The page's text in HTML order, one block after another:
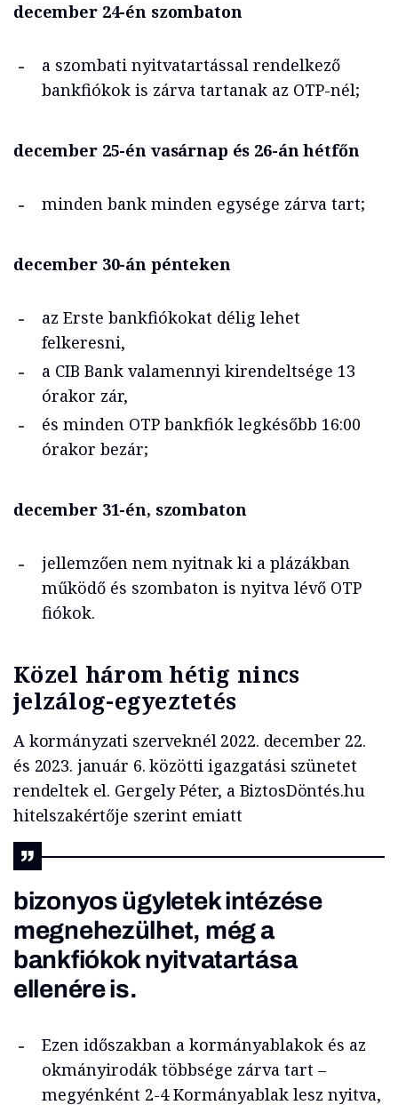
december 24-én szombaton
a szombati nyitvatartással rendelkező
bankfiókok is zárva tartanak az OTP-nél;
december 25-én vasárnap és 26-án hétfőn
minden bank minden egysége zárva tart;
december 30-án pénteken
az Erste bankfiókokat délig lehet
felkeresni,
a CIB Bank valamennyi kirendeltsége 13
órakor zár,
és minden OTP bankfiók legkésőbb 16:00
órakor bezár;
december 31-én, szombaton
jellemzően nem nyitnak ki a plázákban
működő és szombaton is nyitva lévő OTP
fiókok.
Közel három hétig nincs
jelzálog-egyeztetés
A kormányzati szerveknél 2022. december 22.
és 2023. január 6. közötti igazgatási szünetet
rendeltek el. Gergely Péter, a BiztosDöntés.hu
hitelszakértője szerint emiatt
bizonyos ügyletek intézése
megnehezülhet, még a
bankfiókok nyitvatartása
ellenére is.
Ezen időszakban a kormányablakok és az
okmányirodák többsége zárva tart –
megyénként 2-4 Kormányablak lesz nyitva,